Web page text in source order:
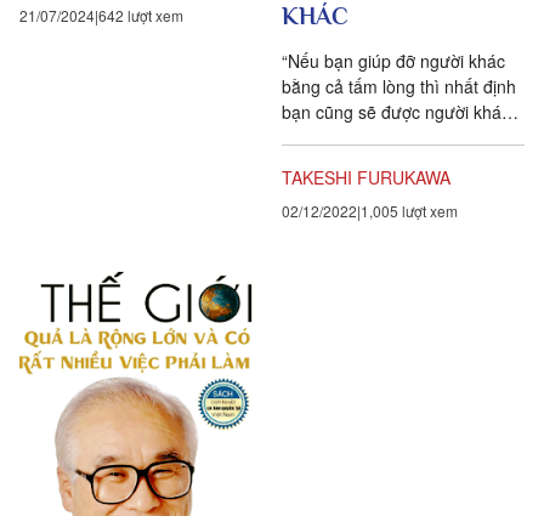
21/07/2024642 lượt xem
KHÁC
“Nếu bạn giúp đỡ người khác
bằng cả tấm lòng thì nhất định
bạn cũng sẽ được người khác
TAKESHI FURUKAWA
02/12/2022 1,005 lượt xem